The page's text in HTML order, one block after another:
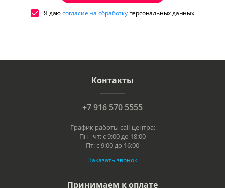
Я даюсогласие на обработкуперсональных данных
Контакты
+7 916 570 5555
График работы call-центра:
Пн - чт: с 9:00 до 18:00
Пт: с 9:00 до 16:00
Заказать звонок
Принимаем к оплате